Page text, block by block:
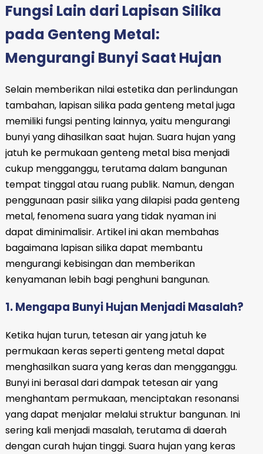
Fungsi Lain dari Lapisan Silika
pada Genteng Metal:
Mengurangi Bunyi Saat Hujan
Selain memberikan nilai estetika dan perlindungan
tambahan, lapisan silika pada genteng metal juga
memiliki fungsi penting lainnya, yaitu mengurangi
bunyi yang dihasilkan saat hujan. Suara hujan yang
jatuh ke permukaan genteng metal bisa menjadi
cukup mengganggu, terutama dalam bangunan
tempat tinggal atau ruang publik. Namun, dengan
penggunaan pasir silika yang dilapisi pada genteng
metal, fenomena suara yang tidak nyaman ini
dapat diminimalisir. Artikel ini akan membahas
bagaimana lapisan silika dapat membantu
mengurangi kebisingan dan memberikan
kenyamanan lebih bagi penghuni bangunan.
1. Mengapa Bunyi Hujan Menjadi Masalah?
Ketika hujan turun, tetesan air yang jatuh ke
permukaan keras seperti genteng metal dapat
menghasilkan suara yang keras dan mengganggu.
Bunyi ini berasal dari dampak tetesan air yang
menghantam permukaan, menciptakan resonansi
yang dapat menjalar melalui struktur bangunan. Ini
sering kali menjadi masalah, terutama di daerah
dengan curah hujan tinggi. Suara hujan yang keras